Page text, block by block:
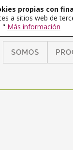
SOMOS
propias con
a sitios web de
" Más información